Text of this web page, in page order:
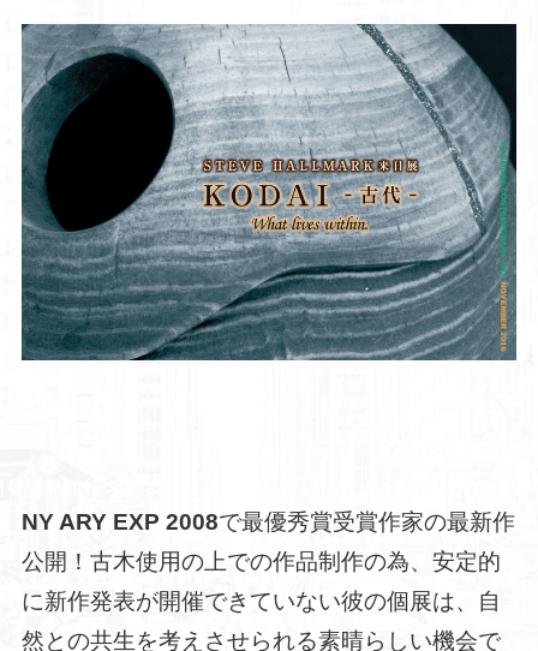
NY ARY EXP 2008で最優秀賞受賞作家の最新作
公開！古木使用の上での作品制作の為、安定的
に新作発表が開催できていない彼の個展は、自
然との共生を考えさせられる素晴らしい機会で